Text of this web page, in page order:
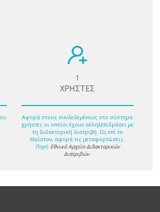
1
ΧΡΗΣΤΕΣ
Αφορά στους συνδεδεμένους στο σύστημα
χρήστες οι οποίοι έχουν αλληλεπιδράσει με
τη διδακτορική διατριβή. Ως επί το
πλείστον, αφορά τις μεταφορτώσεις.
Πηγή: Εθνικό Αρχείο Διδακτορικών
Διατριβών.